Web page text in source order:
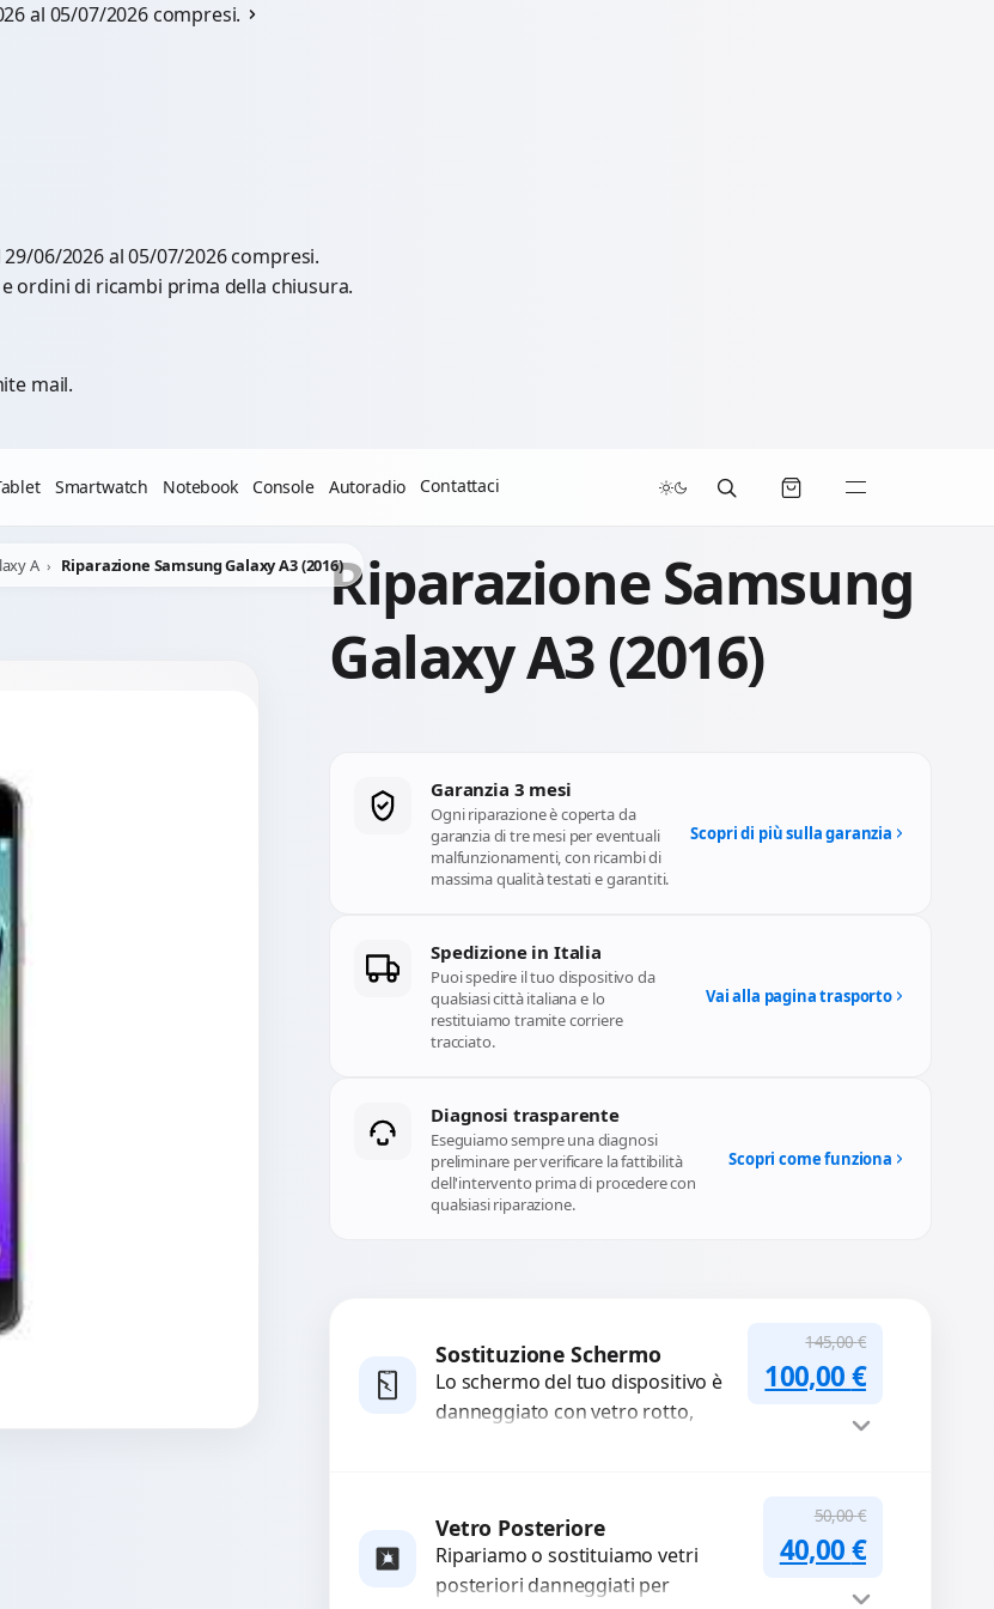
al 05/07/2026 compresi.
06/2026 al 05/07/2026 compresi.
ordini di ricambi prima della chiusura.
mail.
Smartwatch Notebook Console Autoradio Contattaci
A Riparazione Samsung Galaxy A3 (2016)Riparazione Samsung
Galaxy A3 (2016)
Garanzia 3 mesi
Ogni riparazione è coperta da
garanzia di tre mesi per eventuali
malfunzionamenti, con ricambi di
massima qualità testati e garantiti.
Scopri di più sulla garanzia
Spedizione in Italia
Puoi spedire il tuo dispositivo da
qualsiasi città italiana e lo
restituiamo tramite corriere
tracciato.
Vai alla pagina trasporto
Diagnosi trasparente
Eseguiamo sempre una diagnosi
preliminare per verificare la fattibilità
dell'intervento prima di procedere con
qualsiasi riparazione.
Scopri come funziona
Sostituzione Schermo
Lo schermo del tuo dispositivo è
danneggiato con vetro rotto,
145,00€
Il prezzo originale
100,00€Il prezzo
Vetro Posteriore
Ripariamo o sostituiamo vetri
posteriori danneggiati per
50,00€
Il prezzo
40,00€Il prezzo